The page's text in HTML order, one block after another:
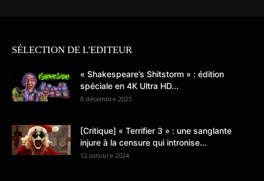
SÉLECTION DE L'EDITEUR
« Shakespeare’s Shitstorm » : édition
spéciale en 4K Ultra HD...
8 décembre 2025
[Critique] « Terrifier 3 » : une sanglante
injure à la censure qui intronise...
12 octobre 2024